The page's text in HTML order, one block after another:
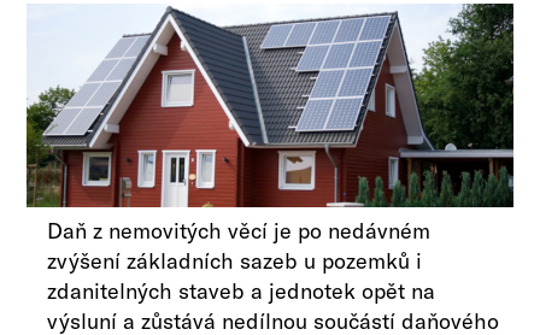
Daň z nemovitých věcí je po nedávném
zvýšení základních sazeb u pozemků i
zdanitelných staveb a jednotek opět na
výsluní a zůstává nedílnou součástí daňového